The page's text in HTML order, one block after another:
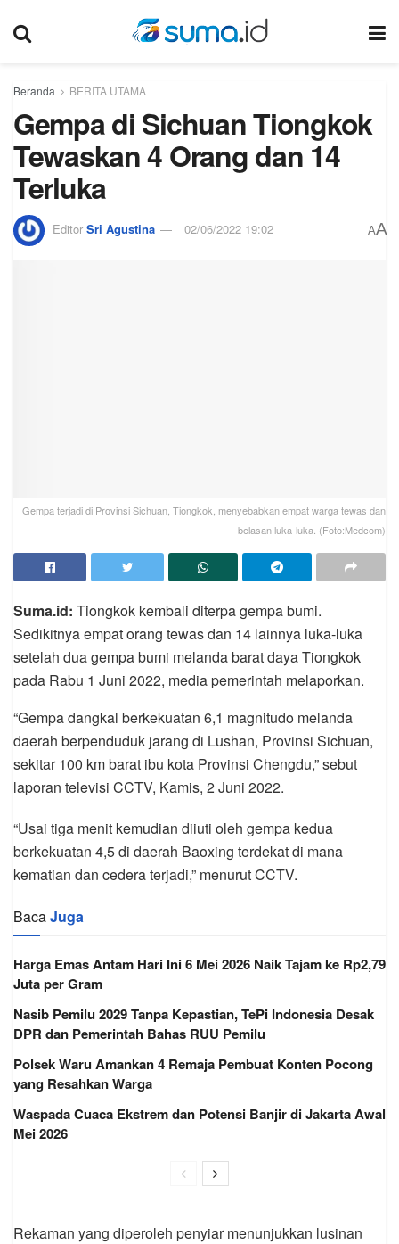
Beranda BERITA UTAMA
Gempa di Sichuan Tiongkok
Tewaskan 4 Orang dan 14
Terluka
Editor Sri Agustina 02/06/2022 19:02 AA
Gempa terjadi di Provinsi Sichuan, Tiongkok, menyebabkan empat warga tewas dan
belasan luka-luka. (Foto:Medcom)
Suma.id: Tiongkok kembali diterpa gempa bumi.
Sedikitnya empat orang tewas dan 14 lainnya luka-luka
setelah dua gempa bumi melanda barat daya Tiongkok
pada Rabu 1 Juni 2022, media pemerintah melaporkan.
“Gempa dangkal berkekuatan 6,1 magnitudo melanda
daerah berpenduduk jarang di Lushan, Provinsi Sichuan,
sekitar 100 km barat ibu kota Provinsi Chengdu,” sebut
laporan televisi CCTV, Kamis, 2 Juni 2022.
“Usai tiga menit kemudian diiuti oleh gempa kedua
berkekuatan 4,5 di daerah Baoxing terdekat di mana
kematian dan cedera terjadi,” menurut CCTV.
BacaJuga
Harga Emas Antam Hari Ini 6 Mei 2026 Naik Tajam ke Rp2,79
Juta per Gram
Nasib Pemilu 2029 Tanpa Kepastian, TePi Indonesia Desak
DPR dan Pemerintah Bahas RUU Pemilu
Polsek Waru Amankan 4 Remaja Pembuat Konten Pocong
yang Resahkan Warga
Waspada Cuaca Ekstrem dan Potensi Banjir di Jakarta Awal
Mei 2026
Rekaman yang diperoleh penyiar menunjukkan lusinan